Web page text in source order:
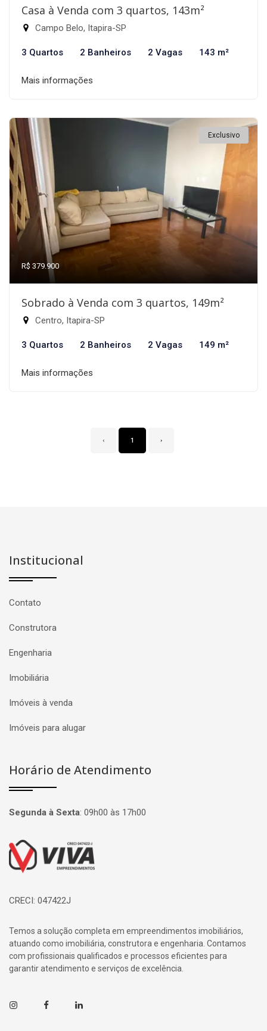
Casa à Venda com 3 quartos, 143m²
Campo Belo, Itapira-SP
3 Quartos 2 Banheiros 2 Vagas 143 m²
Mais informações
Exclusivo
R$ 379.900
Sobrado à Venda com 3 quartos, 149m²
Centro, Itapira-SP
3 Quartos 2 Banheiros 2 Vagas 149 m²
Mais informações
‹ 1 ›
Institucional
Contato
Construtora
Engenharia
Imobiliária
Imóveis à venda
Imóveis para alugar
Horário de Atendimento
Segunda à Sexta: 09h00 às 17h00
Página inicial
CRECI: 047422J
Temos a solução completa em empreendimentos imobiliários,
atuando como imobiliária, construtora e engenharia. Contamos
com profissionais qualificados e processos eficientes para
garantir atendimento e serviços de excelência.
InstagramFacebookLinkedin